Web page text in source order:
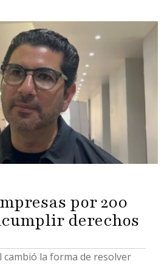
por 200
derechos
la forma de resolver